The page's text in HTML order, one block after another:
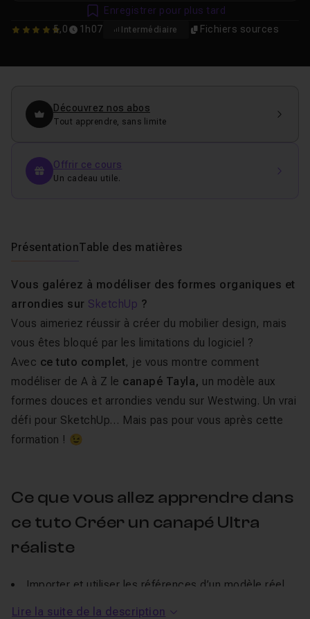
5 5,0 1h07 Intermédiaire Fichiers sources
Enregistrer pour plus tard
Découvrez nos abos
Tout apprendre, sans limite
Offrir ce cours
Un cadeau utile.
PrésentationTable des matières
Vous galérez à modéliser des formes organiques et
arrondies sur SketchUp ?
Vous aimeriez réussir à créer du mobilier design, mais
vous êtes bloqué par les limitations du logiciel ?
Avec ce tuto complet, je vous montre comment
modéliser de A à Z le canapé Tayla, un modèle aux
formes douces et arrondies vendu sur Westwing. Un vrai
défi pour SketchUp… Mais pas pour vous après cette
formation ! 😉
Ce que vous allez apprendre dans
ce tuto Créer un canapé Ultra
réaliste
Importer et utiliser les références d’un modèle réel
Utiliser l’extensionBevel pour créer des formes
Lire la suite de la description